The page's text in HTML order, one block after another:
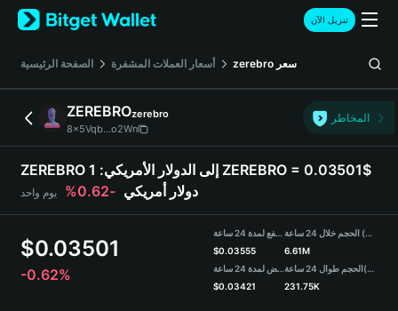
English
日本語
Русский
Español (Latinoamérica)
Türkçe
Deutsch
简体中文
Português (Portugal)
Bahasa Indonesia
تنزيل الآن
الصفحة الرئيسية أسعار العملات المشفرة zerebro سعر
ZEREBROzerebro
8x5Vqb...o2Wn
المخاطر
ZEREBRO إلى الدولار الأمريكي: 1 ZEREBRO = 0.03501$
دولار أمريكي -0.62% يوم واحد
$0.03501
-0.62%
مرتفع لمدة 24 ساعة
$0.03555
منخفض لمدة 24 ساعة
$0.03421
الحجم خلال 24 ساعة (ZEREBRO)
6.61M
الحجم طوال 24 ساعة(USDT)
231.75K